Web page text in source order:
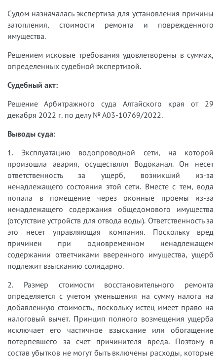
Судом назначалась экспертиза для установления причины
затопления, стоимости ремонта и поврежденного
имущества.
Решением исковые требования удовлетворены в суммах,
определенных судебной экспертизой.
Судебный акт:
Решение Арбитражного суда Алтайского края от 29
декабря 2022 г. по делу № А03-10769/2022.
Выводы суда:
1. Эксплуатацию водопроводной сети, на которой
произошла авария, осуществлял Водоканал. Он несет
ответственность за ущерб, возникший из-за
ненадлежащего состояния этой сети. Вместе с тем, вода
попала в помещение через оконные проемы из-за
ненадлежащего содержания общедомового имущества
(отсутствие устройств для отвода воды). Ответственность за
это несет управляющая компания. Поскольку вред
причинен при одновременном ненадлежащем
содержании ответчиками вверенного имущества, ущерб
подлежит взысканию солидарно.
2. Размер стоимости восстановительного ремонта
определяется с учетом уменьшения на сумму налога на
добавленную стоимость, поскольку истец имеет право на
налоговый вычет. Принцип полного возмещения ущерба
исключает его частичное взыскание или обогащение
потерпевшего за счет причинителя вреда. Поэтому в
состав убытков не могут быть включены расходы, которые